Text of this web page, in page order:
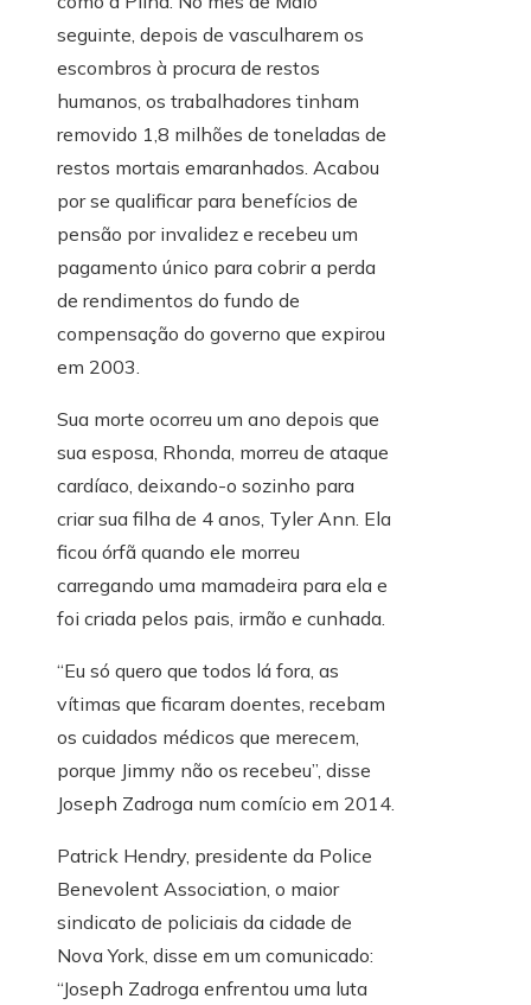
seguinte, depois de vasculharem os
escombros à procura de restos
humanos, os trabalhadores tinham
removido 1,8 milhões de toneladas de
restos mortais emaranhados. Acabou
por se qualificar para benefícios de
pensão por invalidez e recebeu um
pagamento único para cobrir a perda
de rendimentos do fundo de
compensação do governo que expirou
em 2003.
Sua morte ocorreu um ano depois que
sua esposa, Rhonda, morreu de ataque
cardíaco, deixando-o sozinho para
criar sua filha de 4 anos, Tyler Ann. Ela
ficou órfã quando ele morreu
carregando uma mamadeira para ela e
foi criada pelos pais, irmão e cunhada.
“Eu só quero que todos lá fora, as
vítimas que ficaram doentes, recebam
os cuidados médicos que merecem,
porque Jimmy não os recebeu”, disse
Joseph Zadroga num comício em 2014.
Patrick Hendry, presidente da Police
Benevolent Association, o maior
sindicato de policiais da cidade de
Nova York, disse em um comunicado:
“Joseph Zadroga enfrentou uma luta